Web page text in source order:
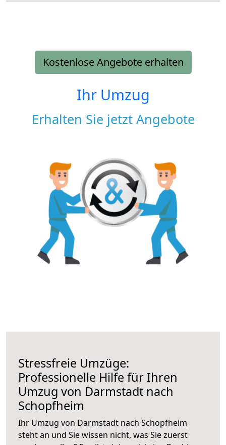
Kostenlose Angebote erhalten
Ihr Umzug
Erhalten Sie jetzt Angebote
Stressfreie Umzüge:
Professionelle Hilfe für Ihren
Umzug von Darmstadt nach
Schopfheim
Ihr Umzug von Darmstadt nach Schopfheim
steht an und Sie wissen nicht, was Sie zuerst